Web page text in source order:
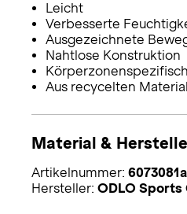
Leicht
Verbesserte
Ausgezeichnete
Nahtlose Konstruktion
Aus recycelten
Material &
Artikelnummer:
Hersteller: ODLO Sports